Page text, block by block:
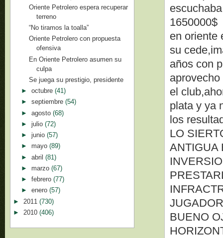
1650000$
en oriente
su
años con
el
plata y ya
los
LO
ANTIGUA
BUENO
Oriente Petrolero espera recuperar
terreno
“No tiramos la toalla”
Oriente Petrolero con propuesta
ofensiva
En Oriente Petrolero asumen su
culpa
Se juega su prestigio, presidente
► octubre (41)
► septiembre (54)
► agosto (68)
► julio (72)
► junio (57)
► mayo (89)
► abril (81)
► marzo (67)
► febrero (77)
► enero (57)
► 2011 (730)
► 2010 (406)